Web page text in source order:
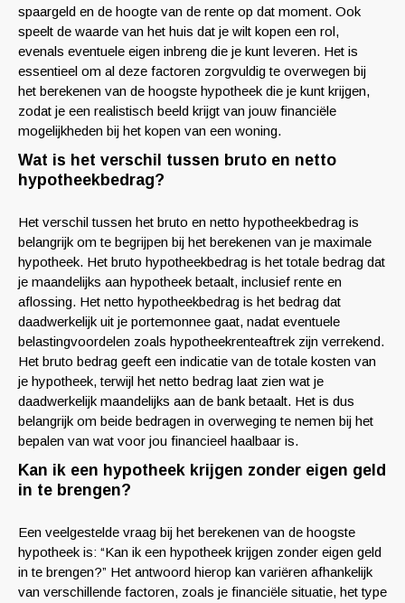
spaargeld en de hoogte van de rente op dat moment. Ook
speelt de waarde van het huis dat je wilt kopen een rol,
evenals eventuele eigen inbreng die je kunt leveren. Het is
essentieel om al deze factoren zorgvuldig te overwegen bij
het berekenen van de hoogste hypotheek die je kunt krijgen,
zodat je een realistisch beeld krijgt van jouw financiële
mogelijkheden bij het kopen van een woning.
Wat is het verschil tussen bruto en netto
hypotheekbedrag?
Het verschil tussen het bruto en netto hypotheekbedrag is
belangrijk om te begrijpen bij het berekenen van je maximale
hypotheek. Het bruto hypotheekbedrag is het totale bedrag dat
je maandelijks aan hypotheek betaalt, inclusief rente en
aflossing. Het netto hypotheekbedrag is het bedrag dat
daadwerkelijk uit je portemonnee gaat, nadat eventuele
belastingvoordelen zoals hypotheekrenteaftrek zijn verrekend.
Het bruto bedrag geeft een indicatie van de totale kosten van
je hypotheek, terwijl het netto bedrag laat zien wat je
daadwerkelijk maandelijks aan de bank betaalt. Het is dus
belangrijk om beide bedragen in overweging te nemen bij het
bepalen van wat voor jou financieel haalbaar is.
Kan ik een hypotheek krijgen zonder eigen geld
in te brengen?
Een veelgestelde vraag bij het berekenen van de hoogste
hypotheek is: “Kan ik een hypotheek krijgen zonder eigen geld
in te brengen?” Het antwoord hierop kan variëren afhankelijk
van verschillende factoren, zoals je financiële situatie, het type